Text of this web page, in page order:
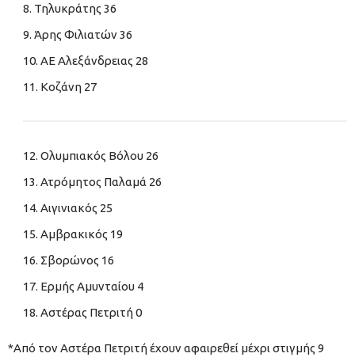
Τηλυκράτης 36
Άρης Φιλιατών 36
ΑΕ Αλεξάνδρειας 28
Κοζάνη 27
Ολυμπιακός Βόλου 26
Ατρόμητος Παλαμά 26
Αιγινιακός 25
Αμβρακικός 19
Σβορώνος 16
Ερμής Αμυνταίου 4
Αστέρας Πετριτή 0
*Από τον Αστέρα Πετριτή έχουν αφαιρεθεί μέχρι στιγμής 9